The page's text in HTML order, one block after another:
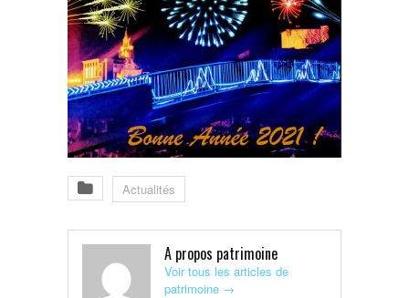
Actualités
A propos patrimoine
Voir tous les articles de
patrimoine →